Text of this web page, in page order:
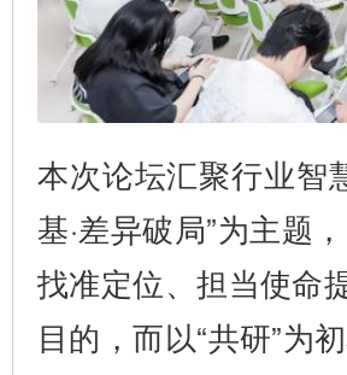
本次论坛汇聚行业智
基·差异破局”为主题
找准定位、担当使命
目的，而以“共研”为